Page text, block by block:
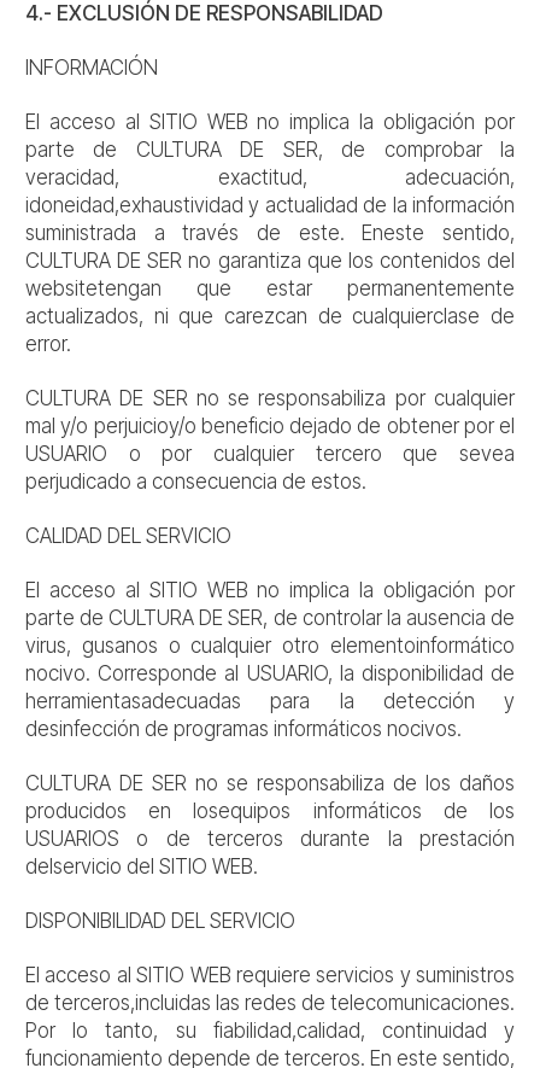
4.- EXCLUSIÓN DE RESPONSABILIDAD
INFORMACIÓN
El acceso al SITIO WEB no implica la obligación por
parte de CULTURA DE SER, de comprobar la
veracidad, exactitud, adecuación,
idoneidad,exhaustividad y actualidad de la información
suministrada a través de este. Eneste sentido,
CULTURA DE SER no garantiza que los contenidos del
websitetengan que estar permanentemente
actualizados, ni que carezcan de cualquierclase de
error.
CULTURA DE SER no se responsabiliza por cualquier
mal y/o perjuicioy/o beneficio dejado de obtener por el
USUARIO o por cualquier tercero que sevea
perjudicado a consecuencia de estos.
CALIDAD DEL SERVICIO
El acceso al SITIO WEB no implica la obligación por
parte de CULTURA DE SER, de controlar la ausencia de
virus, gusanos o cualquier otro elementoinformático
nocivo. Corresponde al USUARIO, la disponibilidad de
herramientasadecuadas para la detección y
desinfección de programas informáticos nocivos.
CULTURA DE SER no se responsabiliza de los daños
producidos en losequipos informáticos de los
USUARIOS o de terceros durante la prestación
delservicio del SITIO WEB.
DISPONIBILIDAD DEL SERVICIO
El acceso al SITIO WEB requiere servicios y suministros
de terceros,incluidas las redes de telecomunicaciones.
Por lo tanto, su fiabilidad,calidad, continuidad y
funcionamiento depende de terceros. En este sentido,